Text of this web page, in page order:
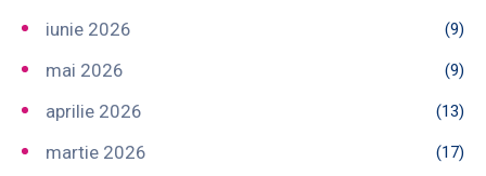
iunie 2026 (9)
mai 2026 (9)
aprilie 2026 (13)
martie 2026 (17)